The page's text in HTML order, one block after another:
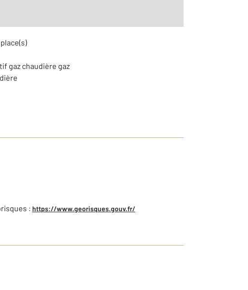
gaz chaudière gaz
: https://www.georisques.gouv.fr/